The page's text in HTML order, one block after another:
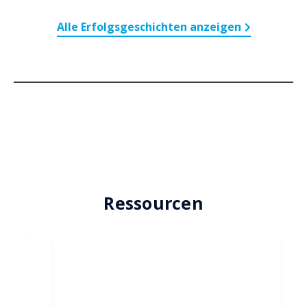
Alle Erfolgsgeschichten anzeigen
Ressourcen